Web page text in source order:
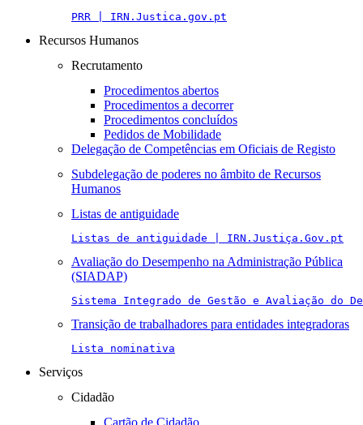
PRR | IRN.Justica.gov.pt
Recursos Humanos
Recrutamento
Procedimentos abertos
Procedimentos a decorrer
Procedimentos concluídos
Pedidos de Mobilidade
Delegação de Competências em Oficiais de Registo
Subdelegação de poderes no âmbito de Recursos
Humanos
Listas de antiguidade
Listas de antiguidade | IRN.Justiça.Gov.pt
Avaliação do Desempenho na Administração Pública
(SIADAP)
Sistema Integrado de Gestão e Avaliação do
Transição de trabalhadores para entidades integradoras
Lista nominativa
Serviços
Cidadão
Cartão de Cidadão